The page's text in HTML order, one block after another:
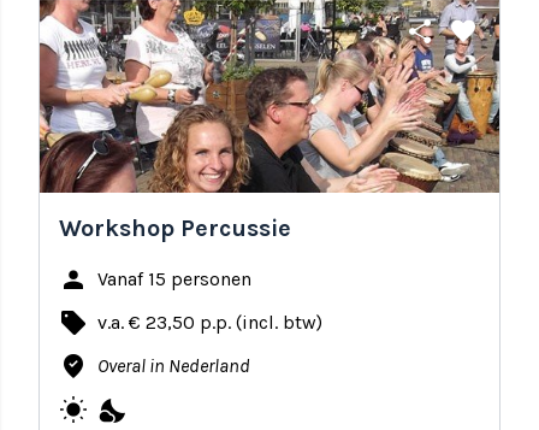
share favorite
Workshop Percussie
person Vanaf 15 personen
local_offer v.a. € 23,50 p.p. (incl. btw)
where_to_vote Overal in Nederland
wb_sunny nights_stay